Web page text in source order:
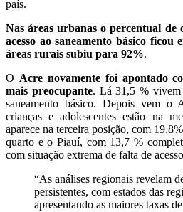
país.
Nas áreas urbanas o percentual de
acesso ao saneamento básico ficou
áreas rurais subiu para 92%.
O Acre novamente foi apontado
mais preocupante. Lá 31,5 % vivem
saneamento básico. Depois vem o
crianças e adolescentes estão na
aparece na terceira posição, com
quarto e o Piauí, com 13,7 %
com situação extrema de falta de
“As análises regionais revelam
persistentes, com estados das
apresentando as maiores taxas